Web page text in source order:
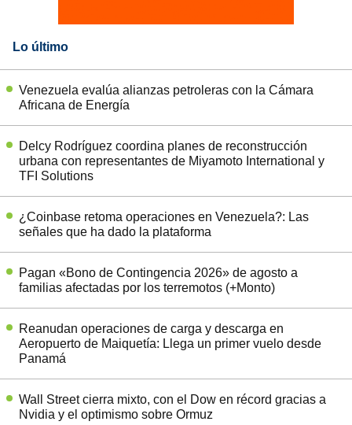
Lo último
Venezuela evalúa alianzas petroleras con la Cámara
Africana de Energía
Delcy Rodríguez coordina planes de reconstrucción
urbana con representantes de Miyamoto International y
TFI Solutions
¿Coinbase retoma operaciones en Venezuela?: Las
señales que ha dado la plataforma
Pagan «Bono de Contingencia 2026» de agosto a
familias afectadas por los terremotos (+Monto)
Reanudan operaciones de carga y descarga en
Aeropuerto de Maiquetía: Llega un primer vuelo desde
Panamá
Wall Street cierra mixto, con el Dow en récord gracias a
Nvidia y el optimismo sobre Ormuz